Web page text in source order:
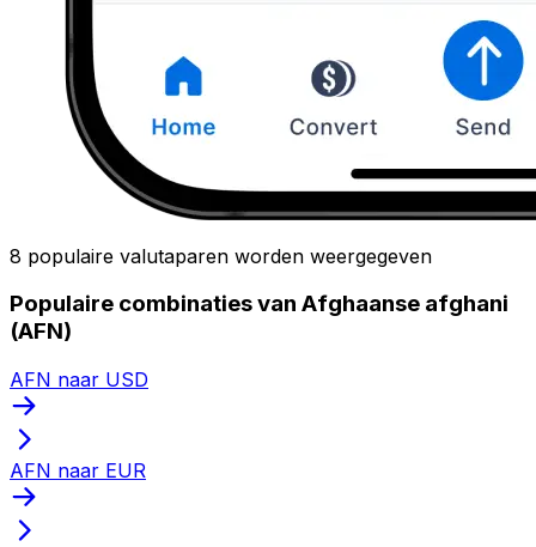
8 populaire valutaparen worden weergegeven
Populaire combinaties van Afghaanse afghani
(AFN)
AFN naar USD
AFN naar EUR